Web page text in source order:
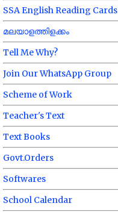
SSA English Reading Cards
മലയാളത്തിളക്കം
Tell Me Why?
Join Our WhatsApp Group
Scheme of Work
Teacher's Text
Text Books
Govt.Orders
Softwares
School Calendar